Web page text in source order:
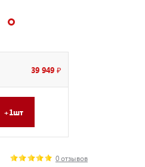
39 949 ₽
+1шт
0 отзывов